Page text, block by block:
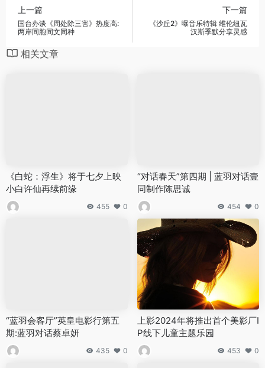
上一篇
国台办谈《周处除三害》热度高:
两岸同胞同文同种
下一篇
《沙丘2》曝音乐特辑 维伦纽瓦
汉斯季默分享灵感
相关文章
《白蛇：浮生》将于七夕上映
小白许仙再续前缘
455 0
“对话春天”第四期 | 蓝羽对话壹
同制作陈思诚
454 0
“蓝羽会客厅”英皇电影行第五
期:蓝羽对话蔡卓妍
435 0
上影2024年将推出首个美影厂I
P线下儿童主题乐园
453 0